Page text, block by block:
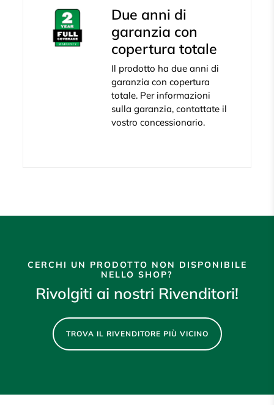
Due anni di
garanzia con
copertura totale
Il prodotto ha due anni di
garanzia con copertura
totale. Per informazioni
sulla garanzia, contattate il
vostro concessionario.
CERCHI UN PRODOTTO NON DISPONIBILE
NELLO SHOP?
Rivolgiti ai nostri Rivenditori!
TROVA IL RIVENDITORE PIÙ VICINO